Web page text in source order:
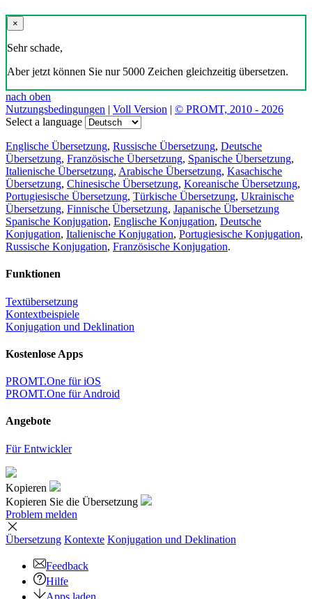
×
Sehr schade,
Aber jetzt können Sie nur 5000 Zeichen gleichzeitig übersetzen.
nach oben
Nutzungsbedingungen | Voll Version | © PROMT, 2010 - 2026
Select a language
Englische Übersetzung, Russische Übersetzung, Deutsche
Übersetzung, Französische Übersetzung, Spanische Übersetzung,
Italienische Übersetzung, Arabische Übersetzung, Kasachische
Übersetzung, Chinesische Übersetzung, Koreanische Übersetzung,
Portugiesische Übersetzung, Türkische Übersetzung, Ukrainische
Übersetzung, Finnische Übersetzung, Japanische Übersetzung
Spanische Konjugation, Englische Konjugation, Deutsche
Konjugation, Italienische Konjugation, Portugiesische Konjugation,
Russische Konjugation, Französische Konjugation.
Funktionen
Textübersetzung
Kontextbeispiele
Konjugation und Deklination
Kostenlose Apps
PROMT.One für iOS
PROMT.One für Android
Angebote
Für Entwickler
Kopieren
Kopieren Sie die Übersetzung
Problem melden
Übersetzung Kontexte Konjugation und Deklination
Feedback
Hilfe
Apps laden